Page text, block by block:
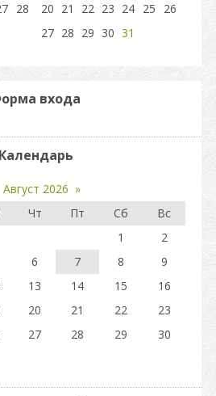
28
20 21 22 23 24 25
26
27 28 29 30 31
входа
Календарь
Август 2026 »
Чт Пт Сб
Вс
1
2
6 7 8
9
13 14 15
16
20 21 22
23
27 28 29
30